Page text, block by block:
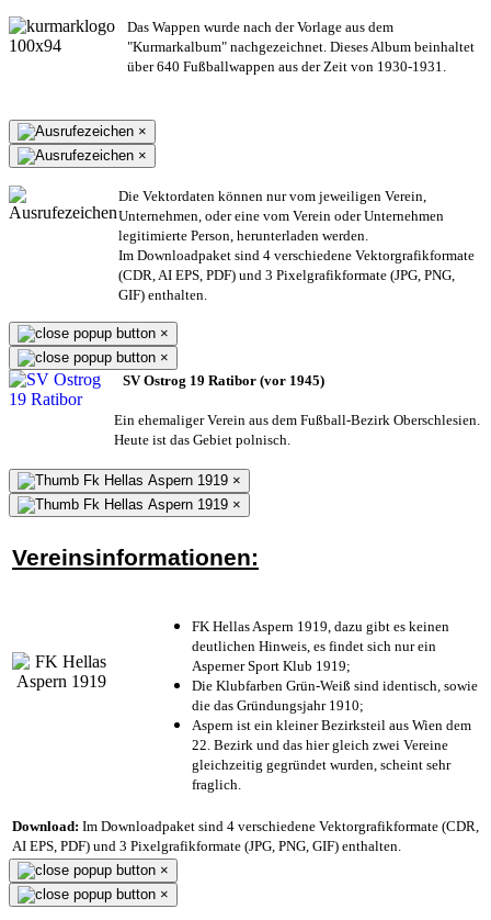
Das Wappen wurde nach der Vorlage aus dem
"Kurmarkalbum" nachgezeichnet. Dieses Album beinhaltet
über 640 Fußballwappen aus der Zeit von 1930-1931.
×
×
Die Vektordaten können nur vom jeweiligen Verein,
Unternehmen, oder eine vom Verein oder Unternehmen
legitimierte Person, herunterladen werden.
Im Downloadpaket sind 4 verschiedene Vektorgrafikformate
(CDR, AI EPS, PDF) und 3 Pixelgrafikformate (JPG, PNG,
GIF) enthalten.
×
×
SV Ostrog 19 Ratibor (vor 1945)
Ein ehemaliger Verein aus dem Fußball-Bezirk Oberschlesien.
Heute ist das Gebiet polnisch.
×
×
Vereinsinformationen:
FK Hellas Aspern 1919, dazu gibt es keinen
deutlichen Hinweis, es findet sich nur ein
Asperner Sport Klub 1919;
Die Klubfarben Grün-Weiß sind identisch, sowie
die das Gründungsjahr 1910;
Aspern ist ein kleiner Bezirksteil aus Wien dem
22. Bezirk und das hier gleich zwei Vereine
gleichzeitig gegründet wurden, scheint sehr
fraglich.
Download: Im Downloadpaket sind 4 verschiedene Vektorgrafikformate (CDR,
AI EPS, PDF) und 3 Pixelgrafikformate (JPG, PNG, GIF) enthalten.
×
×